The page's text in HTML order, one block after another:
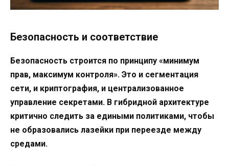
Безопасность и соответствие
Безопасность строится по принципу «минимум
прав, максимум контроля». Это и сегментация
сети, и криптография, и централизованное
управление секретами. В гибридной архитектуре
критично следить за едиными политиками, чтобы
не образовались лазейки при переезде между
средами.